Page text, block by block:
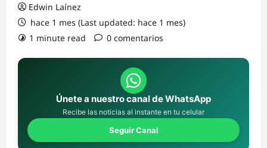
Edwin Laínez
hace 1 mes (Last updated: hace 1 mes)
1 minute read
0 comentarios
Únete a nuestro canal de WhatsApp
Recibe las noticias al instante en tu celular
Seguir Canal